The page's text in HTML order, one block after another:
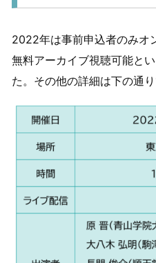
2022年は事前申込者のみオ
無料アーカイブ視聴可能と
た。その他の詳細は下の通り